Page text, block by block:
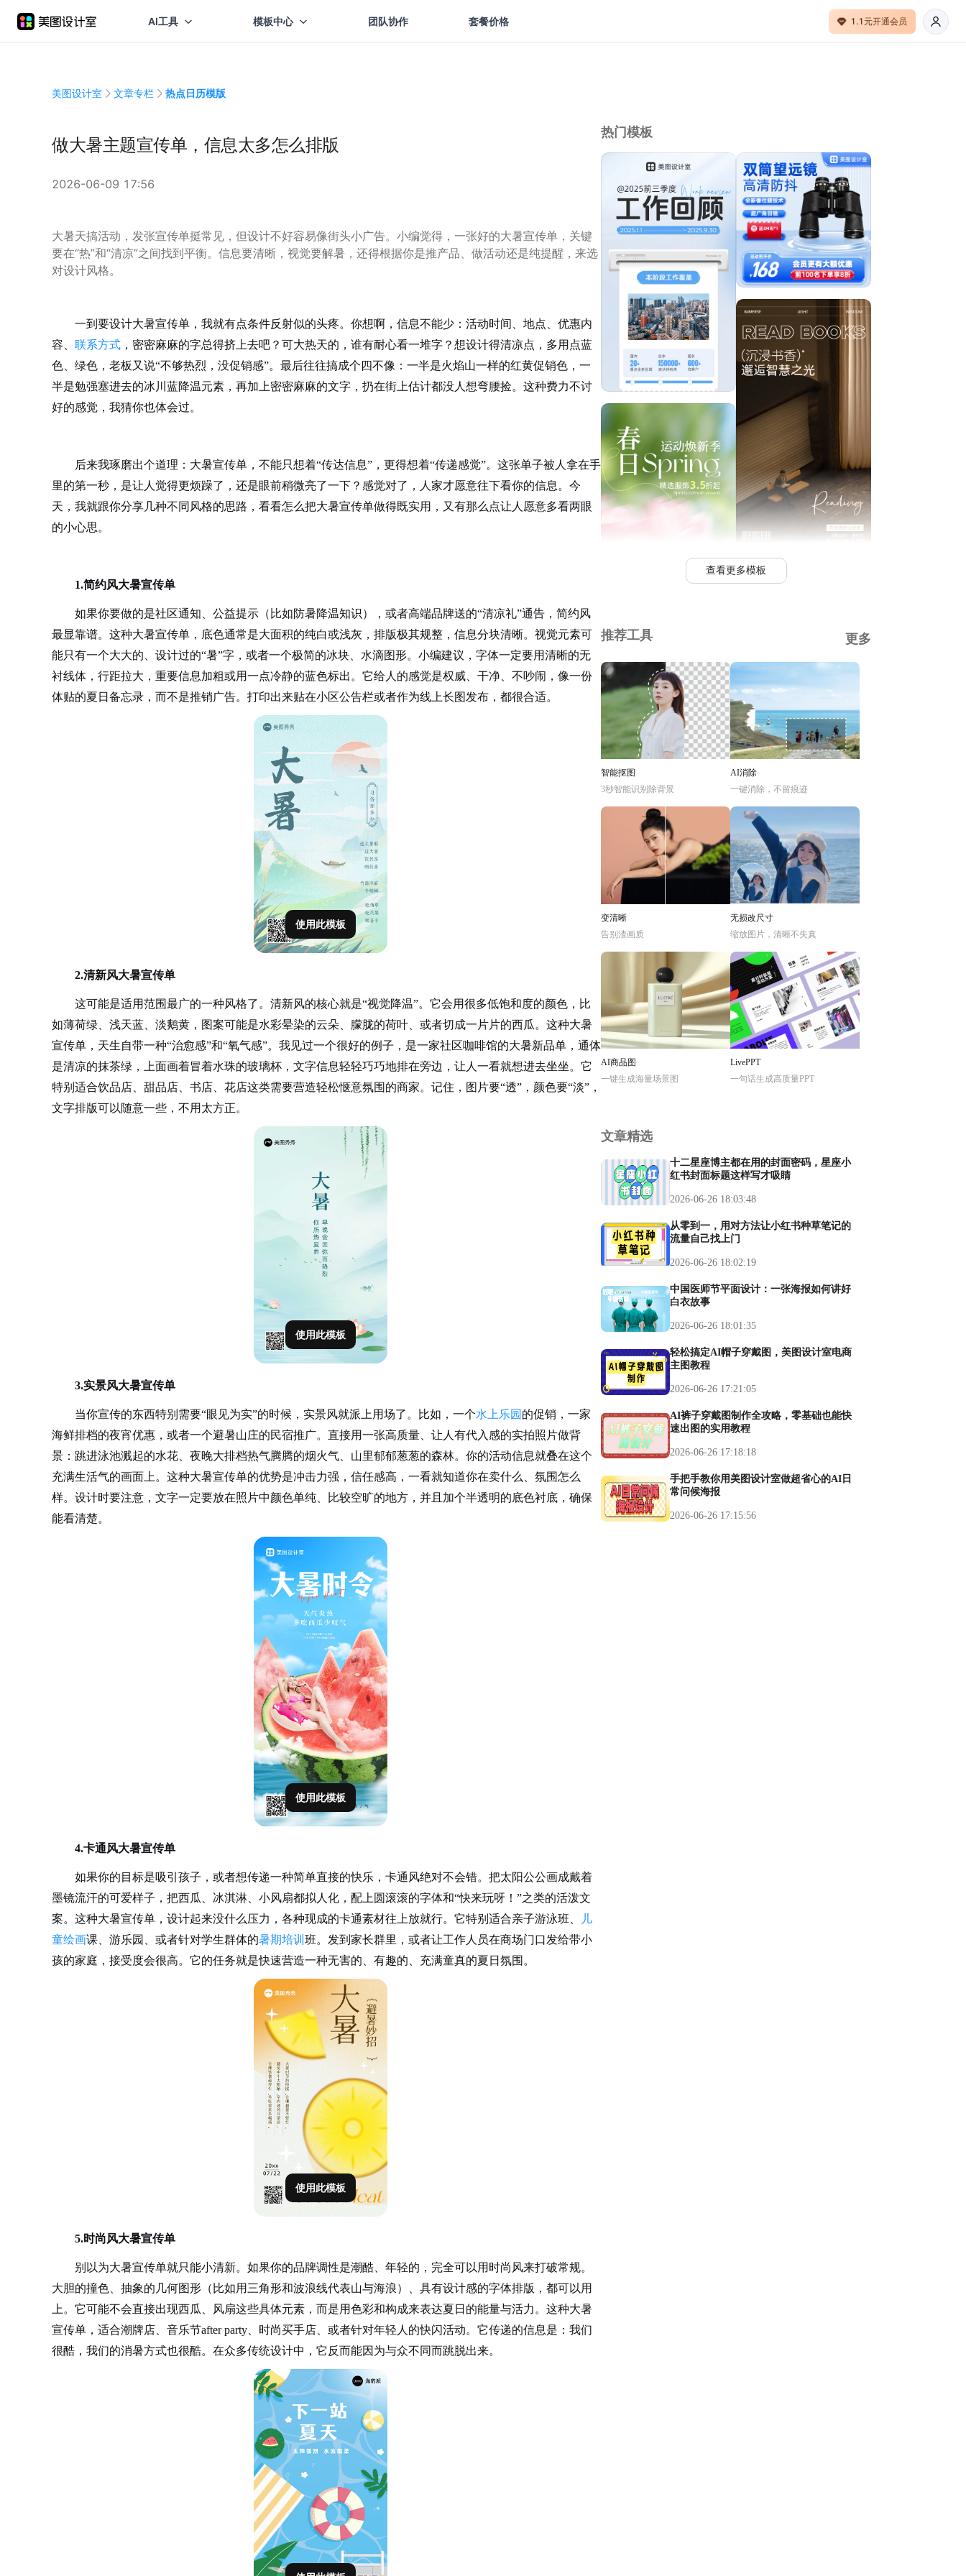
AI工具 模板中心 团队协作 套餐价格 1.1元开通会员
美图设计室 文章专栏 热点日历模版
做大暑主题宣传单，信息太多怎么排版
2026-06-09 17:56
大暑天搞活动，发张宣传单挺常见，但设计不好容易像街头小广告。小编觉得，一张好的大暑宣传单，关键
要在“热”和“清凉”之间找到平衡。信息要清晰，视觉要解暑，还得根据你是推产品、做活动还是纯提醒，来选
对设计风格。
一到要设计大暑宣传单，我就有点条件反射似的头疼。你想啊，信息不能少：活动时间、地点、优惠内
容、 联系方式 ，密密麻麻的字总得挤上去吧？可大热天的，谁有耐心看一堆字？想设计得清凉点，多用点蓝
色、绿色，老板又说“不够热烈，没促销感”。最后往往搞成个四不像：一半是火焰山一样的红黄促销色，一
半是勉强塞进去的冰川蓝降温元素，再加上密密麻麻的文字，扔在街上估计都没人想弯腰捡。这种费力不讨
好的感觉，我猜你也体会过。
后来我琢磨出个道理：大暑宣传单，不能只想着“传达信息”，更得想着“传递感觉”。这张单子被人拿在手
里的第一秒，是让人觉得更烦躁了，还是眼前稍微亮了一下？感觉对了，人家才愿意往下看你的信息。今
天，我就跟你分享几种不同风格的思路，看看怎么把大暑宣传单做得既实用，又有那么点让人愿意多看两眼
的小心思。
1.简约风大暑宣传单
如果你要做的是社区通知、公益提示（比如防暑降温知识），或者高端品牌送的“清凉礼”通告，简约风
最显靠谱。这种大暑宣传单，底色通常是大面积的纯白或浅灰，排版极其规整，信息分块清晰。视觉元素可
能只有一个大大的、设计过的“暑”字，或者一个极简的冰块、水滴图形。小编建议，字体一定要用清晰的无
衬线体，行距拉大，重要信息加粗或用一点冷静的蓝色标出。它给人的感觉是权威、干净、不吵闹，像一份
体贴的夏日备忘录，而不是推销广告。打印出来贴在小区公告栏或者作为线上长图发布，都很合适。
使用此模板
2.清新风大暑宣传单
这可能是适用范围最广的一种风格了。清新风的核心就是“视觉降温”。它会用很多低饱和度的颜色，比
如薄荷绿、浅天蓝、淡鹅黄，图案可能是水彩晕染的云朵、朦胧的荷叶、或者切成一片片的西瓜。这种大暑
宣传单，天生自带一种“治愈感”和“氧气感”。我见过一个很好的例子，是一家社区咖啡馆的大暑新品单，通体
是清凉的抹茶绿，上面画着冒着水珠的玻璃杯，文字信息轻轻巧巧地排在旁边，让人一看就想进去坐坐。它
特别适合饮品店、甜品店、书店、花店这类需要营造轻松惬意氛围的商家。记住，图片要“透”，颜色要“淡”，
文字排版可以随意一些，不用太方正。
使用此模板
3.实景风大暑宣传单
当你宣传的东西特别需要“眼见为实”的时候，实景风就派上用场了。比如，一个水上乐园 的促销，一家
海鲜排档的夜宵优惠，或者一个避暑山庄的民宿推广。直接用一张高质量、让人有代入感的实拍照片做背
景：跳进泳池溅起的水花、夜晚大排档热气腾腾的烟火气、山里郁郁葱葱的森林。你的活动信息就叠在这个
充满生活气的画面上。这种大暑宣传单的优势是冲击力强，信任感高，一看就知道你在卖什么、氛围怎么
样。设计时要注意，文字一定要放在照片中颜色单纯、比较空旷的地方，并且加个半透明的底色衬底，确保
能看清楚。
使用此模板
4.卡通风大暑宣传单
如果你的目标是吸引孩子，或者想传递一种简单直接的快乐，卡通风绝对不会错。把太阳公公画成戴着
墨镜流汗的可爱样子，把西瓜、冰淇淋、小风扇都拟人化，配上圆滚滚的字体和“快来玩呀！”之类的活泼文
案。这种大暑宣传单，设计起来没什么压力，各种现成的卡通素材往上放就行。它特别适合亲子游泳班、
儿
童绘画课、游乐园、或者针对学生群体的暑期培训 班。发到家长群里，或者让工作人员在商场门口发给带小
孩的家庭，接受度会很高。它的任务就是快速营造一种无害的、有趣的、充满童真的夏日氛围。
使用此模板
5.时尚风大暑宣传单
别以为大暑宣传单就只能小清新。如果你的品牌调性是潮酷、年轻的，完全可以用时尚风来打破常规。
大胆的撞色、抽象的几何图形（比如用三角形和波浪线代表山与海浪）、具有设计感的字体排版，都可以用
上。它可能不会直接出现西瓜、风扇这些具体元素，而是用色彩和构成来表达夏日的能量与活力。这种大暑
宣传单，适合潮牌店、音乐节after party、时尚买手店、或者针对年轻人的快闪活动。它传递的信息是：我们
很酷，我们的消暑方式也很酷。在众多传统设计中，它反而能因为与众不同而跳脱出来。
热门模板
查看更多模板
推荐工具 更多
智能抠图
3秒智能识别除背景
AI消除
一键消除，不留痕迹
变清晰
告别渣画质
无损改尺寸
缩放图片，清晰不失真
AI商品图
一键生成海量场景图
LivePPT
一句话生成高质量PPT
文章精选
十二星座博主都在用的封面密码，星座小
红书封面标题这样写才吸睛
2026-06-26 18:03:48
从零到一，用对方法让小红书种草笔记的
流量自己找上门
2026-06-26 18:02:19
中国医师节平面设计：一张海报如何讲好
白衣故事
2026-06-26 18:01:35
轻松搞定AI帽子穿戴图，美图设计室电商
主图教程
2026-06-26 17:21:05
AI裤子穿戴图制作全攻略，零基础也能快
速出图的实用教程
2026-06-26 17:18:18
手把手教你用美图设计室做超省心的AI日
常问候海报
2026-06-26 17:15:56